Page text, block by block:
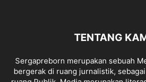
TENTANG
Sergapreborn merupakan sebuah
bergerak di ruang jurnalistik,